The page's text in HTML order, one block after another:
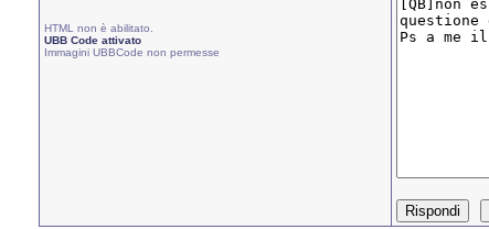
HTML non è abilitato.
UBB Code attivato
Immagini UBBCode non permesse